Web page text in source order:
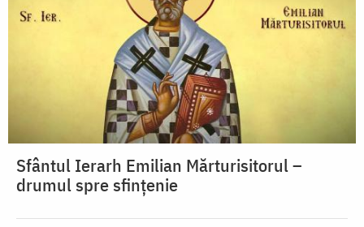
Sfântul Ierarh Emilian Mărturisitorul –
drumul spre sfințenie